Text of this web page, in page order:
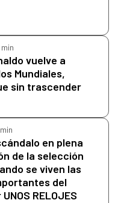
vuelve a
Mundiales,
sin trascender
en plena
de la selección
se viven las
del
RELOJES